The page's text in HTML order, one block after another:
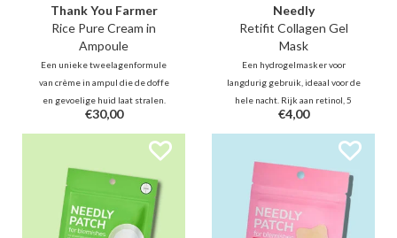
Thank You Farmer
Rice Pure Cream in
Ampoule
Een unieke tweelagenformule
van crème in ampul die de doffe
en gevoelige huid laat stralen.
Dankzij de kracht van rijstextract
helpt deze ampul een heldere
teint te bereiken, terwijl de huid
soepel, gekalmeerd en
revitaliseerd achterblijft.
€30,00
Needly
Retifit Collagen Gel
Mask
Een hydrogelmasker voor
langdurig gebruik, ideaal voor de
hele nacht. Rijk aan retinol, 5
typen laagmoleculair collageen
en niacinamide voor een
complete verzorging die de
huidelasticiteit en -textuur
verbetert en een stralende teint
€4,00